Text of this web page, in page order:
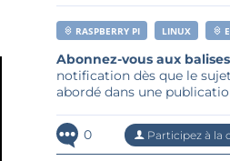
RASPBERRY PI LINUX
Abonnez-vous aux balises
notification dès que le
abordé dans une
0 Participez à la